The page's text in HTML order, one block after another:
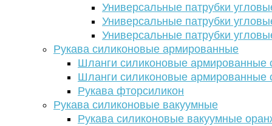
Универсальные патрубки
Универсальные патрубки
Универсальные патрубки
Рукава силиконовые армированные
Шланги силиконовые армированные
Шланги силиконовые армированные
Рукава фторсиликон
Рукава силиконовые вакуумные
Рукава силиконовые вакуумные